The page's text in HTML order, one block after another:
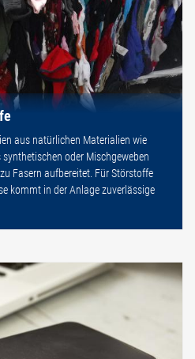
aus natürlichen Materialien wie
oder Mischgeweben
Fasern aufbereitet. Für Störstoffe
kommt in der Anlage zuverlässige